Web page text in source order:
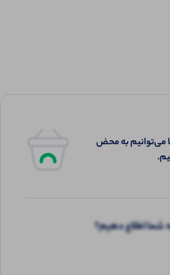
می‌توانیم به محض
شما اطلاع دهیم؟